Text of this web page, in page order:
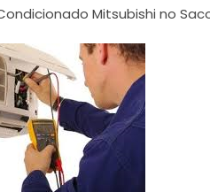
Mitsubishi no